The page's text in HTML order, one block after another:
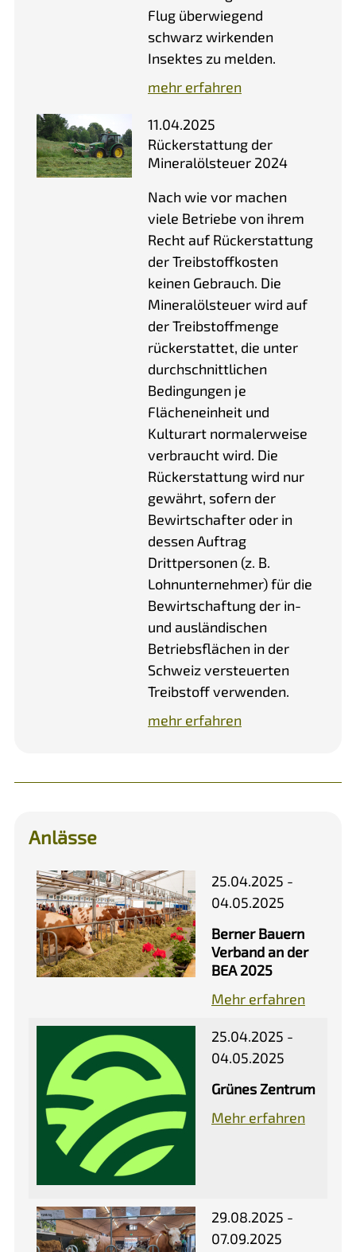
Flug überwiegend
schwarz wirkenden
Insektes zu melden.
mehr erfahren
11.04.2025
Rückerstattung der
Mineralölsteuer 2024
Nach wie vor machen
viele Betriebe von ihrem
Recht auf Rückerstattung
der Treibstoffkosten
keinen Gebrauch. Die
Mineralölsteuer wird auf
der Treibstoffmenge
rückerstattet, die unter
durchschnittlichen
Bedingungen je
Flächeneinheit und
Kulturart normalerweise
verbraucht wird. Die
Rückerstattung wird nur
gewährt, sofern der
Bewirtschafter oder in
dessen Auftrag
Drittpersonen (z. B.
Lohnunternehmer) für die
Bewirtschaftung der in-
und ausländischen
Betriebsflächen in der
Schweiz versteuerten
Treibstoff verwenden.
mehr erfahren
Anlässe
25.04.2025 -
04.05.2025
Berner Bauern
Verband an der
BEA 2025
Mehr erfahren
25.04.2025 -
04.05.2025
Grünes Zentrum
Mehr erfahren
29.08.2025 -
07.09.2025